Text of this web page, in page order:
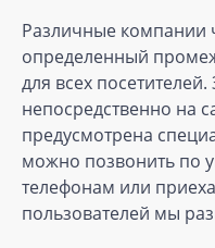
Различные компании
определенный
для всех
непосредственно на
предусмотрена
можно позвонить по
телефонам или
пользователей мы